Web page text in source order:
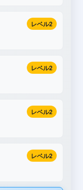
レベル2
レベル2
レベル2
レベル2